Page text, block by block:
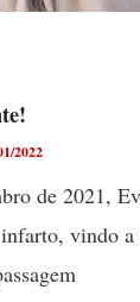
2022
de 2021,
vindo a